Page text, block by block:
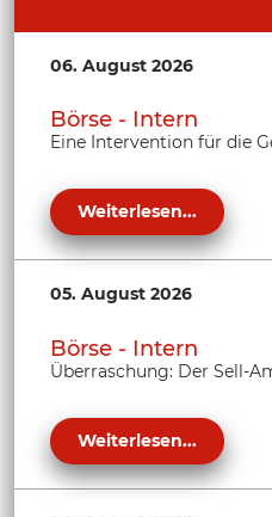
06. August 2026
Börse - Intern
Eine Intervention für die
Weiterlesen...
05. August 2026
Börse - Intern
Überraschung: Der Sell-
Weiterlesen...